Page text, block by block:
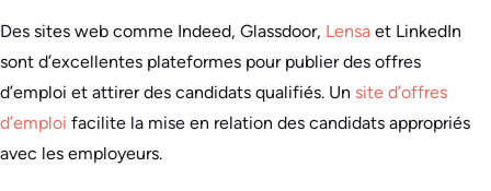
Des sites web comme Indeed, Glassdoor, Lensa et LinkedIn
sont d’excellentes plateformes pour publier des offres
d’emploi et attirer des candidats qualifiés. Un site d’offres
d’emploi facilite la mise en relation des candidats appropriés
avec les employeurs.